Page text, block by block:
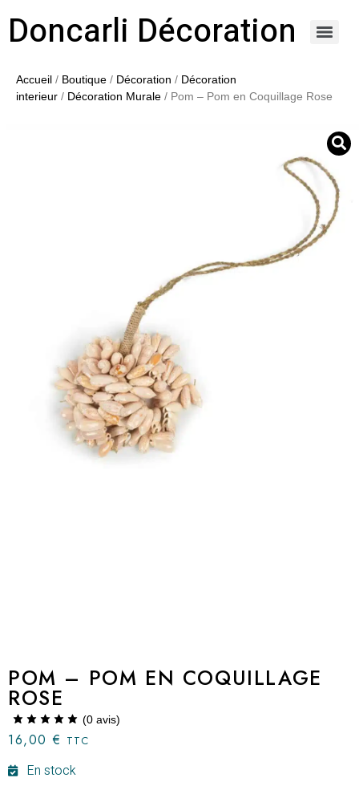
Doncarli Décoration
Accueil / Boutique / Décoration / Décoration
interieur / Décoration Murale / Pom – Pom en Coquillage Rose
POM – POM EN COQUILLAGE
ROSE
(0 avis)
16,00€ TTC
En stock